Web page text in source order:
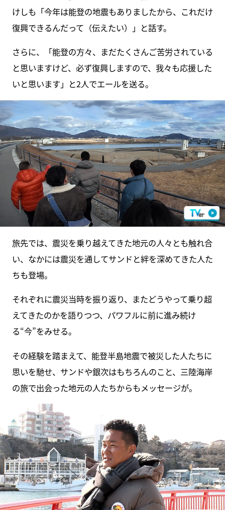
けしも「今年は能登の地震もありましたから、これだけ
復興できるんだって（伝えたい）」と話す。
さらに、「能登の方々、まだたくさんご苦労されている
と思いますけど、必ず復興しますので、我々も応援した
いと思います」と2人でエールを送る。
旅先では、震災を乗り越えてきた地元の人々とも触れ合
い、なかには震災を通してサンドと絆を深めてきた人た
ちも登場。
それぞれに震災当時を振り返り、またどうやって乗り超
えてきたのかを語りつつ、パワフルに前に進み続け
る“今”をみせる。
その経験を踏まえて、能登半島地震で被災した人たちに
思いを馳せ、サンドや銀次はもちろんのこと、三陸海岸
の旅で出会った地元の人たちからもメッセージが。